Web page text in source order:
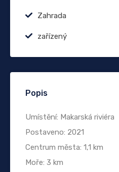
Zahrada
zařízený
Popis
Umístění: Makarská riviéra
Postaveno: 2021
Centrum města: 1,1 km
Moře: 3 km